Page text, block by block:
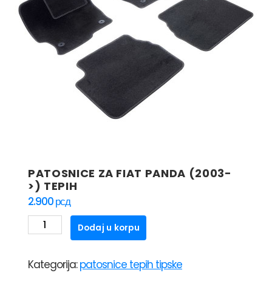
PATOSNICE ZA FIAT PANDA (2003-
>) TEPIH
2.900рсд
PATOSNICE
ZA
PANDA
Dodaj u korpu
Kategorija:patosnice tepih tipske